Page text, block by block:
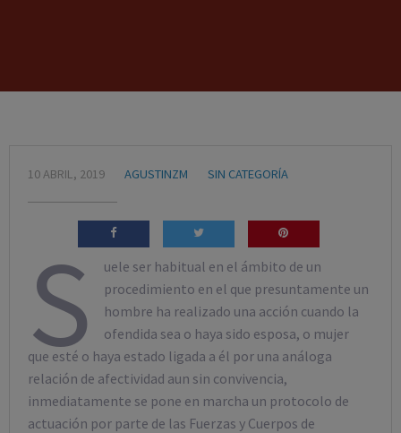
10 ABRIL, 2019 AGUSTINZM SIN CATEGORÍA
S
uele ser habitual en el ámbito de un
procedimiento en el que presuntamente un
hombre ha realizado una acción cuando la
ofendida sea o haya sido esposa, o mujer
que esté o haya estado ligada a él por una análoga
relación de afectividad aun sin convivencia,
inmediatamente se pone en marcha un protocolo de
actuación por parte de las Fuerzas y Cuerpos de